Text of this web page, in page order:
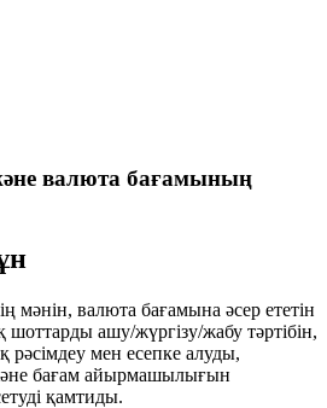
валюта бағамының
мәнін, валюта бағамына әсер ететін
ашу/жүргізу/жабу тәртібін,
мен есепке алуды,
бағам айырмашылығын
қамтиды.